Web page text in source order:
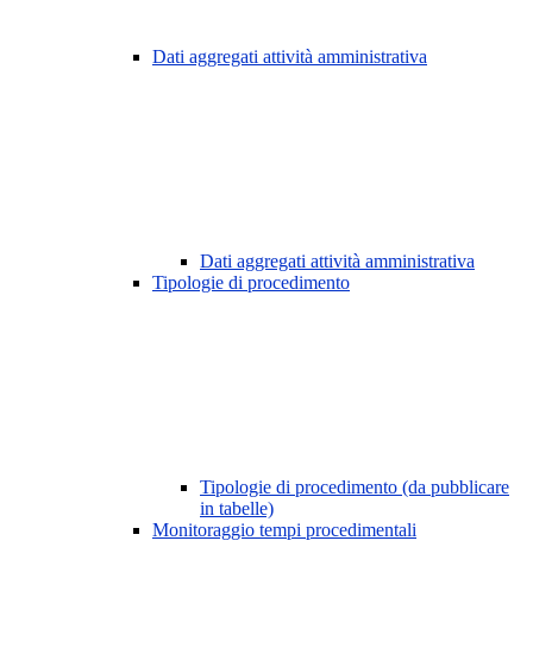
Dati aggregati attività amministrativa
Dati aggregati attività amministrativa
Tipologie di procedimento
Tipologie di procedimento (da pubblicare
in tabelle)
Monitoraggio tempi procedimentali